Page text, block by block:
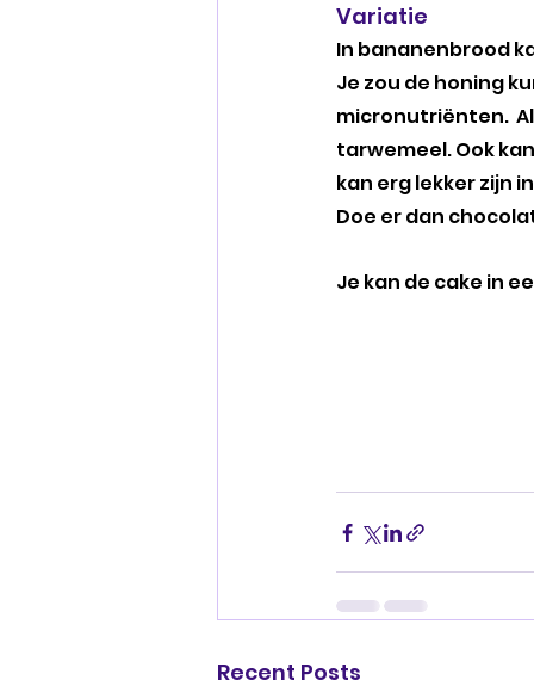
Variatie
In bananenbrood
Je zou de honing
micronutriënten.
tarwemeel. Ook
kan erg lekker zijn
Doe er dan
Je kan de cake in
Recent Posts